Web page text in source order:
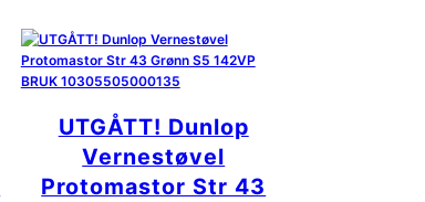
UTGÅTT! Dunlop
Vernestøvel
Protomastor Str 43